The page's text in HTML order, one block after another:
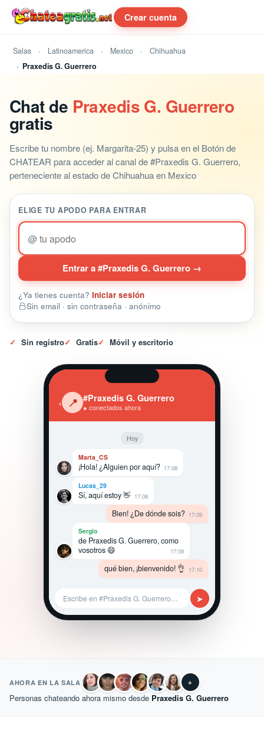
Crear cuenta
Salas Latinoamerica Mexico
Chihuahua
Praxedis G. Guerrero
Chat de Praxedis G. Guerrero
gratis
Escribe tu nombre (ej. Margarita-25) y pulsa en el Botón de
CHATEAR para acceder al canal de #Praxedis G. Guerrero,
perteneciente al estado de Chihuahua en Mexico
ELIGE TU APODO PARA ENTRAR
@
Entrar a #Praxedis G. Guerrero →
¿Ya tienes cuenta? Iniciar sesión
Sin email · sin contraseña · anónimo
✓ Sin registro✓ Gratis✓ Móvil y escritorio
‹ 📍 #Praxedis G. Guerrero
● conectados ahora
Hoy
Marta_CS
¡Hola! ¿Alguien por aquí? 17:08
Lucas_29
Sí, aquí estoy 👋 17:08
Bien! ¿De dónde sois? 17:09
Sergio
de Praxedis G. Guerrero, como
vosotros 😄
17:09
qué bien, ¡bienvenido! 👌 17:10
Escribe en #Praxedis G. Guerrero… ➤
AHORA EN LA SALA +
Personas chateando ahora mismo desde Praxedis G. Guerrero